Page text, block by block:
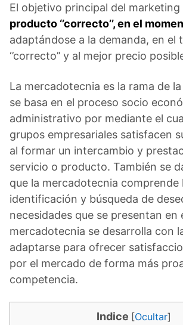
El objetivo principal del marketing
producto ‘’correcto’’, en el
adaptándose a la demanda, en el
‘’correcto’’ y al mejor precio
La mercadotecnia es la rama de
se basa en el proceso socio
administrativo por mediante el
grupos empresariales satisfacen
al formar un intercambio y
servicio o producto. También se
que la mercadotecnia comprende
identificación y búsqueda de
necesidades que se presentan en
mercadotecnia se desarrolla con
adaptarse para ofrecer
por el mercado de forma más
competencia.
Indice [Ocultar]